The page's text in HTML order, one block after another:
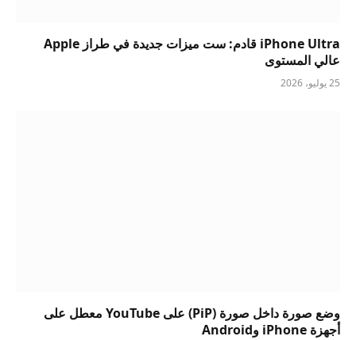
iPhone Ultra قادم: ست ميزات جديدة في طراز Apple
عالي المستوى
25 يوليو، 2026
وضع صورة داخل صورة (PiP) على YouTube معطل على
أجهزة iPhone وAndroid